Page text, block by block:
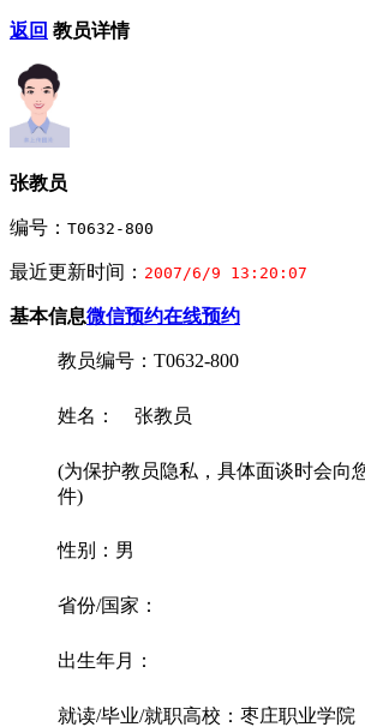
返回 教员详情
张教员
编号： T0632-800
最近更新时间： 2007/6/9 13:20:07
基本信息微信预约在线预约
教员编号：T0632-800
姓名： 张教员
(为保护教员隐私，具体面谈时会向
件)
性别：男
省份/国家：
出生年月：
就读/毕业/就职高校：枣庄职业学院